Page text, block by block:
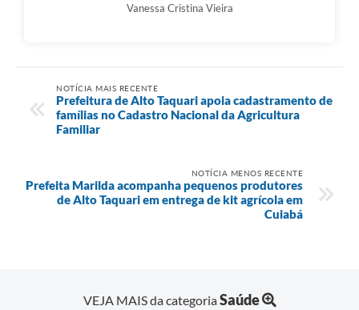
Vanessa Cristina Vieira
NOTÍCIA MAIS RECENTE
Prefeitura de Alto Taquari apoia cadastramento de
famílias no Cadastro Nacional da Agricultura
Familiar
NOTÍCIA MENOS RECENTE
Prefeita Marilda acompanha pequenos produtores
de Alto Taquari em entrega de kit agrícola em
Cuiabá
VEJA MAIS da categoriaSaúde